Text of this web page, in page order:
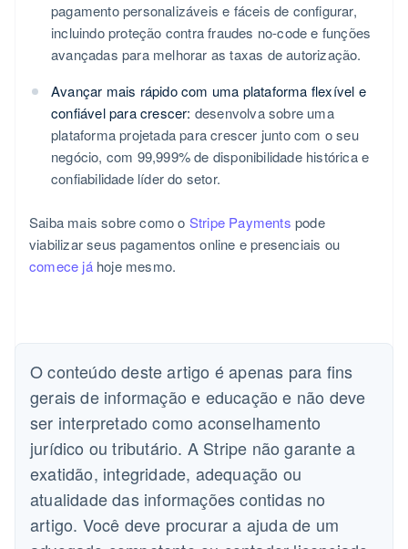
pagamento personalizáveis e fáceis de configurar,
incluindo proteção contra fraudes no-code e funções
avançadas para melhorar as taxas de autorização.
Avançar mais rápido com uma plataforma flexível e
confiável para crescer: desenvolva sobre uma
plataforma projetada para crescer junto com o seu
negócio, com 99,999% de disponibilidade histórica e
confiabilidade líder do setor.
Saiba mais sobre como o Stripe Payments pode
viabilizar seus pagamentos online e presenciais ou
comece jáhoje mesmo.
O conteúdo deste artigo é apenas para fins
gerais de informação e educação e não deve
ser interpretado como aconselhamento
jurídico ou tributário. A Stripe não garante a
exatidão, integridade, adequação ou
atualidade das informações contidas no
artigo. Você deve procurar a ajuda de um
Alemanha
Deutsch English
DeutschEnglish
Bélgica
NederlandsFrançaisDeutschEnglish
Brasil
PortuguêsEnglish
Bulgária
English
Canadá
English Français
China continental
简体中文English